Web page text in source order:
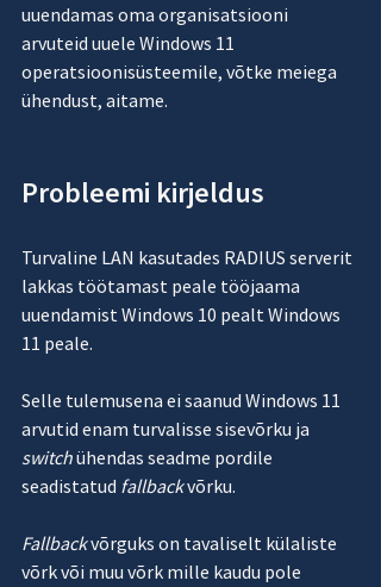
uuendamas oma organisatsiooni
arvuteid uuele Windows 11
operatsioonisüsteemile, võtke meiega
ühendust, aitame.
Probleemi kirjeldus
Turvaline LAN kasutades RADIUS serverit
lakkas töötamast peale tööjaama
uuendamist Windows 10 pealt Windows
11 peale.
Selle tulemusena ei saanud Windows 11
arvutid enam turvalisse sisevõrku ja
switch ühendas seadme pordile
seadistatud fallback võrku.
Fallback võrguks on tavaliselt külaliste
võrk või muu võrk mille kaudu pole